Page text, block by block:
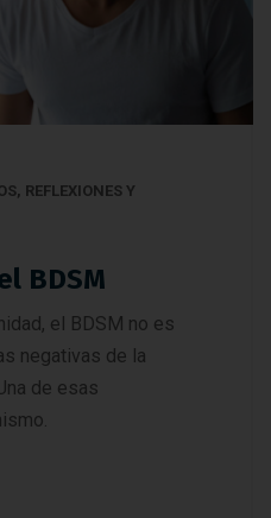
, REFLEXIONES Y
BDSM
el BDSM no es
negativas de la
de esas